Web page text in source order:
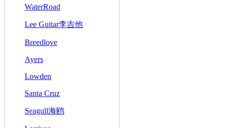
WaterRoad
Lee Guitar李吉他
Breedlove
Ayers
Lowden
Santa Cruz
Seagull海鸥